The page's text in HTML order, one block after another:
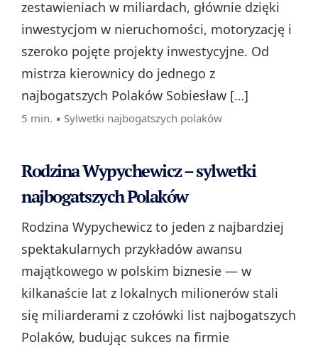
zestawieniach w miliardach, głównie dzięki
inwestycjom w nieruchomości, motoryzację i
szeroko pojęte projekty inwestycyjne. Od
mistrza kierownicy do jednego z
najbogatszych Polaków Sobiesław […]
5 min. ▪ Sylwetki najbogatszych polaków
Rodzina Wypychewicz – sylwetki
najbogatszych Polaków
Rodzina Wypychewicz to jeden z najbardziej
spektakularnych przykładów awansu
majątkowego w polskim biznesie — w
kilkanaście lat z lokalnych milionerów stali
się miliarderami z czołówki list najbogatszych
Polaków, budując sukces na firmie